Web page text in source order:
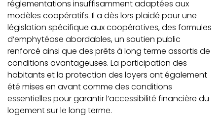
réglementations insuffisamment adaptées aux
modèles coopératifs. Il a dès lors plaidé pour une
législation spécifique aux coopératives, des formules
d’emphytéose abordables, un soutien public
renforcé ainsi que des prêts à long terme assortis de
conditions avantageuses. La participation des
habitants et la protection des loyers ont également
été mises en avant comme des conditions
essentielles pour garantir l’accessibilité financière du
logement sur le long terme.